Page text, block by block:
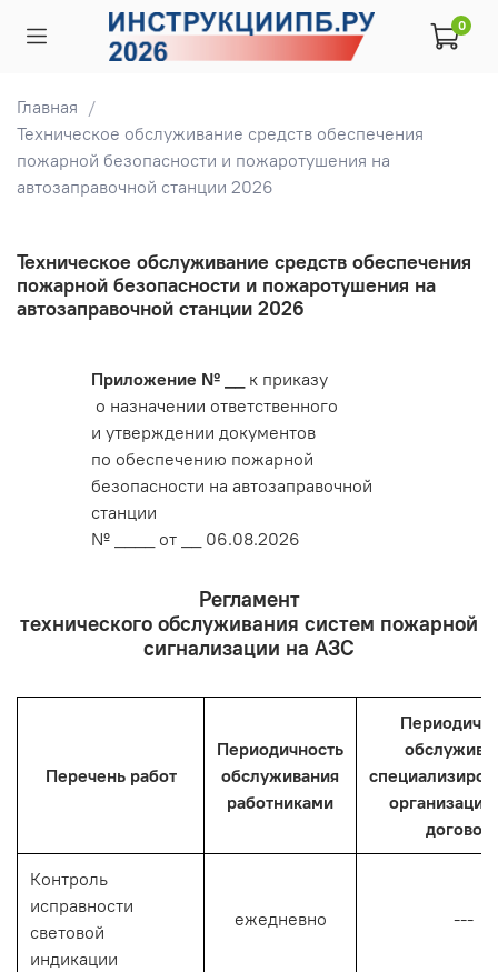
0
Главная
Техническое обслуживание средств обеспечения
пожарной безопасности и пожаротушения на
автозаправочной станции 2026
Техническое обслуживание средств обеспечения
пожарной безопасности и пожаротушения на
автозаправочной станции 2026
Приложение № __
к приказу
о назначении ответственного
и утверждении документов
по обеспечению пожарной
безопасности на автозаправочной
станции
№ ____ от __ 06.08.2026
Регламент
технического обслуживания систем пожарной
сигнализации на АЗС
Перечень работ
Периодичность
обслуживания
работниками
Контроль
исправности
световой
индикации
ежедневно ---